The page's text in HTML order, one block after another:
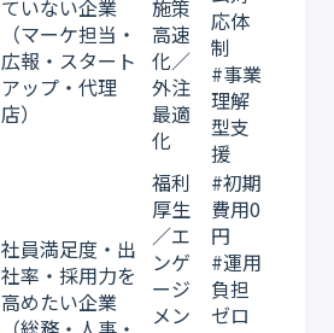
ていない企業
（マーケ担当・
広報・スタート
アップ・代理
店）
施策
高速
化／
外注
最適
化
応体
制
#事業
理解
型支
援
社員満足度・出
社率・採用力を
高めたい企業
福利
厚生
／エ
ンゲ
ージ
メン
#初期
費用0
円
#運用
負担
ゼロ